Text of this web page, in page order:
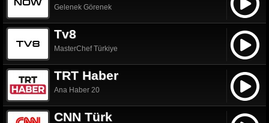
Gelenek Görenek
Tv8
MasterChef Türkiye
TRT Haber
Ana Haber 20
CNN Türk